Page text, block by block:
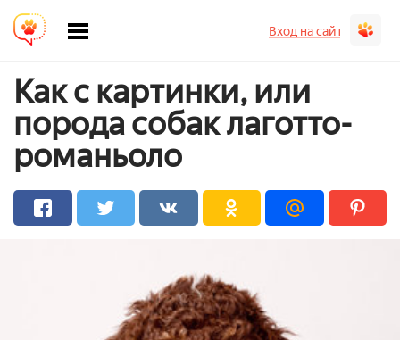
Вход на сайт
Как с картинки, или
порода собак лаготто-
романьоло